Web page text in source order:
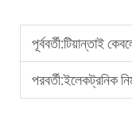
পূর্ববর্তী:টিয়ান্তাই কেবলের ভারী
পরবর্তী:ইলেকট্রনিক